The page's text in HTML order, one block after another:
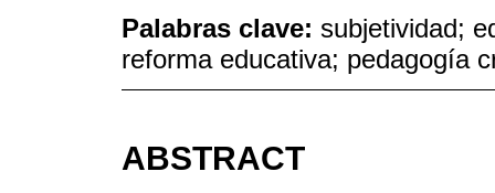
Palabras clave: subjetividad;
reforma educativa; pedagogía
ABSTRACT